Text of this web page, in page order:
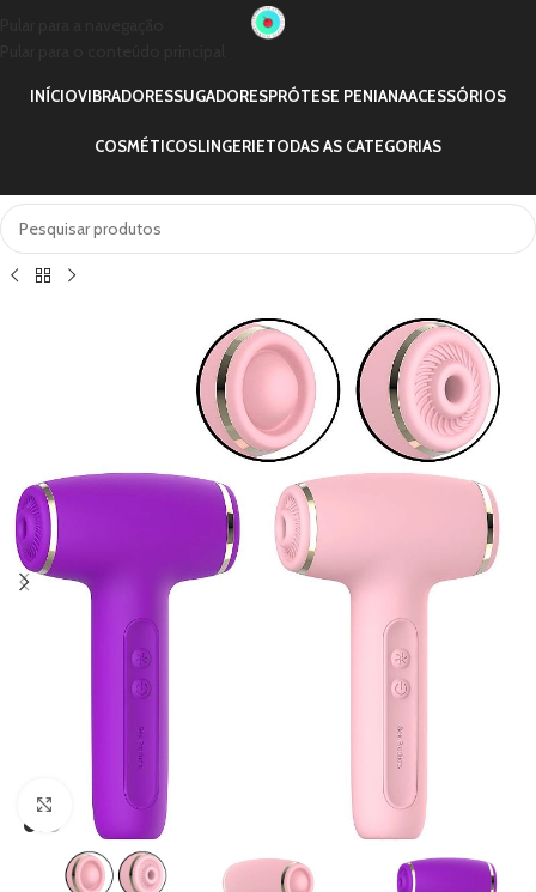
INÍCIOVIBRADORESSUGADORESPRÓTESE PENIANAACESSÓRIOS
COSMÉTICOSLINGERIETODAS AS CATEGORIAS
Clique para ampliar